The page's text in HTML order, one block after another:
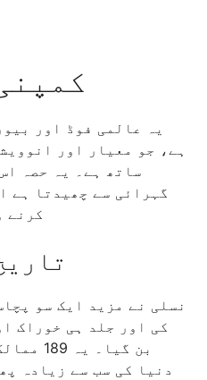
یہ عالمی فوڈ اور
ہے، جو معیار اور
ساتھ ہے۔ یہ حصہ
گہرائی سے چھیدتا ہے
کرنے
نسلی نے مزید ایک سو
کی اور جلد ہی خوراک
بن
دنیا کی سب سے زیادہ